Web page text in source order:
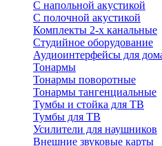
C напольной акустикой
C полочной акустикой
Комплекты 2-х канальные
Студийное оборудование
Аудиоинтерфейсы для
Тонармы
Тонармы поворотные
Тонармы тангенциальные
Тумбы и стойка для ТВ
Тумбы для ТВ
Усилители для наушников
Внешние звуковые карты